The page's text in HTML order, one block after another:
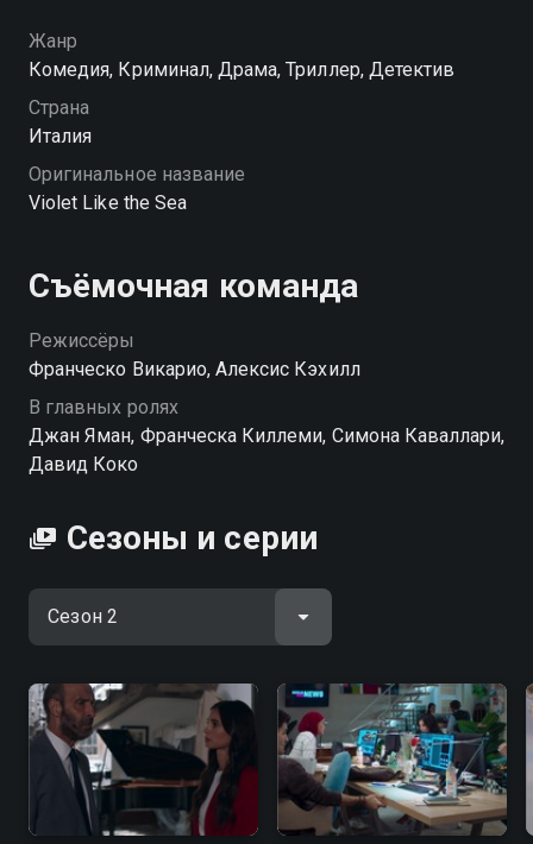
Посмотреть онлайн 2 сезон сериала Фиолетовый
как море вы можете совершенно бесплатно в
хорошем HD качестве на Смотрёшке
Жанр
Комедия, Криминал, Драма, Триллер, Детектив
Страна
Италия
Оригинальное название
Violet Like the Sea
Съёмочная команда
Режиссёры
Франческо Викарио, Алексис Кэхилл
В главных ролях
Джан Яман, Франческа Киллеми, Симона Каваллари,
Давид Коко
Сезоны и серии